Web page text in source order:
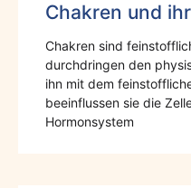
Chakren und
Chakren sind
durchdringen den
ihn mit dem
beeinflussen sie die
Hormonsystem